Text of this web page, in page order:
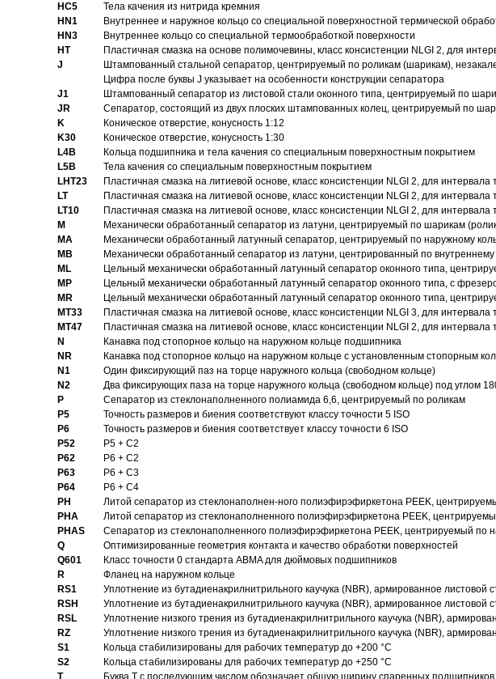
HC5
Тела качения из нитрида кремния
HN1
Bнутреннее и наружное кольцо со специальной поверхностной термической
HN3
Внутреннее кольцо со специальной термообработкой поверхности
HT
Пластичная смазка на основе полимочевины, класс консистенции NLGI 2, для
J
Штампованный стальной сепаратор, центрируемый по роликам (шарикам),
Цифра после буквы J указывает на особенности конструкции сепаратора
J1
Штампованный сепаратор из листовой стали оконного типа, центрируемый по
JR
Сепаратор, состоящий из двух плоских штампованных колец, центрируемый по
K
Коническое отверстие, конусность 1:12
K30
Коническое отверстие, конусность 1:30
L4B
Кольца подшипника и тела качения со специальным поверхностным покрытием
L5B
Тела качения со специальным поверхностным покрытием
LHT23
Пластичная смазка на литиевой основе, класс консистенции NLGI 2, для
LT
Пластичная смазка на литиевой основе, класс консистенции NLGI 2, для
LT10
Пластичная смазка на литиевой основе, класс консистенции NLGI 2, для
M
Механически обработанный сепаратор из латуни, центрируемый по шарикам
MA
Механически обработанный латунный сепаратор, центрируемый по наружному
MB
Механически обработанный сепаратор из латуни, центрированный по внутреннему
ML
Цельный механически обработанный латунный сепаратор оконного типа,
MP
Цельный механически обработанный латунный сепаратор оконного типа, с
MR
Цельный механически обработанный латунный сепаратор оконного типа,
MT33
Пластичная смазка на литиевой основе, класс консистенции NLGI 3, для
MT47
Пластичная смазка на литиевой основе, класс консистенции NLGI 2, для
N
Канавка под стопорное кольцо на наружном кольце подшипника
NR
Канавка под стопорное кольцо на наружном кольце с установленным стопорным
N1
Один фиксирующий паз на торце наружного кольца (свободном кольце)
N2
Два фиксирующих паза на торце наружного кольца (свободном кольце) под углом
P
Cепаратор из стеклонаполненного полиамида 6,6, центрируемый по роликам
P5
Точность размеров и биения соответствуют классу точности 5 ISO
P6
Точность размеров и биения соответствует классу точности 6 ISO
P52
P5 + C2
P62
P6 + C2
P63
P6 + C3
P64
P6 + C4
PH
Литой сепаратор из стеклонаполнен-ного полиэфирэфиркетона PEEK,
PHA
Литой сепаратор из стеклонаполненного полиэфирэфиркетона PEEK,
PHAS
Сепаратор из стеклонаполненного полиэфирэфиркетона PEEK, центрируемый по
Q
Оптимизированные геометрия контакта и качество обработки поверхностей
Q601
Класс точности 0 стандарта ABMA для дюймовых подшипников
R
Фланец на наружном кольце
RS1
Уплотнение из бутадиенакрилнитрильного каучука (NBR), армированное
RSH
Уплотнение из бутадиенакрилнитрильного каучука (NBR), армированное
RSL
Уплотнение низкого трения из бутадиенакрилнитрильного каучука (NBR),
RZ
Уплотнение низкого трения из бутадиенакрилнитрильного каучука (NBR),
S1
Кольца стабилизированы для рабочих температур до +200 °C
S2
Кольца стабилизированы для рабочих температур до +250 °C
T
Буква T с последующим числом обозначает общую ширину спаренных